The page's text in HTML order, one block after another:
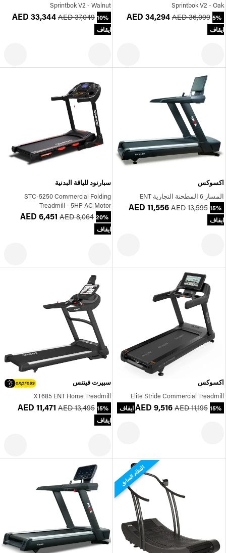
Sprintbok V2 - Oak
AED 34,294 AED 36,099 5%
ايقاف
Sprintbok V2 - Walnut
AED 33,344 AED 37,049 10%
ايقاف
اكسوكس
المسار 6 المطحنة التجارية ENT
AED 11,556 AED 13,595 15%
ايقاف
سبارنود للياقة البدنية
STC-5250 Commercial Folding
Treadmill - 5HP AC Motor
AED 6,451 AED 8,064 20%
ايقاف
اكسوكس
Elite Stride Commercial Treadmill
AED 9,516 AED 11,195 15% ايقاف
سبيرت فيتنس
XT685 ENT Home Treadmill
AED 11,471 AED 13,495 15%
ايقاف
النظام السابق